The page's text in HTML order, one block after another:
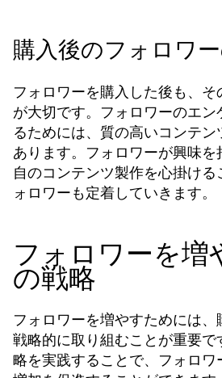
購入後のフォロワ
フォロワーを購入した後も、そ
が大切です。フォロワーのエ
るためには、質の高いコンテ
あります。フォロワーが興味
自のコンテンツ製作を心掛け
ォロワーも定着していきます。
フォロワーを増
の戦略
フォロワーを増やすためには、
戦略的に取り組むことが重要
略を実践することで、フォロ